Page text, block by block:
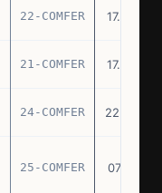
22-COMFER 17.06.76
21-COMFER 17.06.76
24-COMFER 22.06.76
25-COMFER 07.07.76